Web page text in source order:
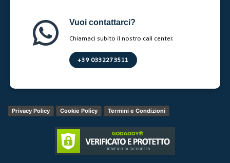
Vuoi contattarci?
Chiamaci subito il nostro call center.
+39 0332273511
Privacy Policy Cookie Policy Termini e Condizioni